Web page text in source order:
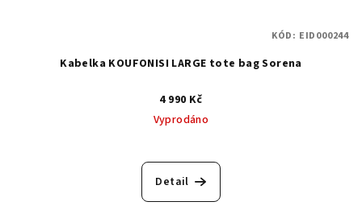
Kabelka KOUFONISI LARGE tote bag Sorena
4 990 Kč
Vyprodáno
Detail
KÓD: EID000244